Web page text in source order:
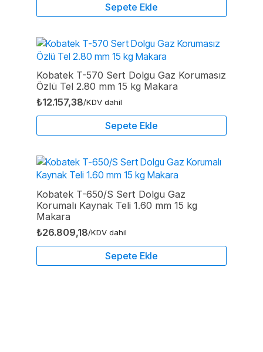
Sepete Ekle
Kobatek T-570 Sert Dolgu Gaz Korumasız
Özlü Tel 2.80 mm 15 kg Makara
₺12.157,38/KDV dahil
Sepete Ekle
Kobatek T-650/S Sert Dolgu Gaz
Korumalı Kaynak Teli 1.60 mm 15 kg
Makara
₺26.809,18/KDV dahil
Sepete Ekle